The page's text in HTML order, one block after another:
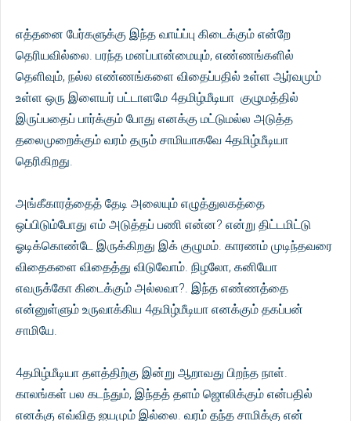
எத்தனை பேர்களுக்கு இந்த வாய்ப்பு கிடைக்கும் என்றே
தெரியவில்லை. பரந்த மனப்பான்மையும், எண்ணங்களில்
தெளிவும், நல்ல எண்ணங்களை விதைப்பதில் உள்ள ஆர்வமும்
உள்ள ஒரு இளையர் பட்டாளமே 4தமிழ்மீடியா குழுமத்தில்
இருப்பதைப் பார்க்கும் போது எனக்கு மட்டுமல்ல அடுத்த
தலைமுறைக்கும் வரம் தரும் சாமியாகவே 4தமிழ்மீடியா
தெரிகிறது.
அங்கீகாரத்தைத் தேடி அலையும் எழுத்துலகத்தை
ஒப்பிடும்போது எம் அடுத்தப் பணி என்ன? என்று திட்டமிட்டு
ஓடிக்கொண்டே இருக்கிறது இக் குழுமம். காரணம் முடிந்தவரை
விதைகளை விதைத்து விடுவோம். நிழலோ, கனியோ
எவருக்கோ கிடைக்கும் அல்லவா?. இந்த எண்ணத்தை
என்னுள்ளும் உருவாக்கிய 4தமிழ்மீடியா எனக்கும் தகப்பன்
சாமியே.
4தமிழ்மீடியா தளத்திற்கு இன்று ஆறாவது பிறந்த நாள்.
காலங்கள் பல கடந்தும், இந்தத் தளம் ஜொலிக்கும் என்பதில்
எனக்கு எவ்வித ஐயமும் இல்லை. வரம் தந்த சாமிக்கு என்